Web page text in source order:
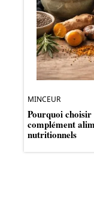
MINCEUR
Pourquoi
complément
nutritionnels